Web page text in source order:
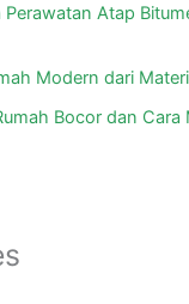
Perawatan Atap
Modern dari
Bocor dan Cara